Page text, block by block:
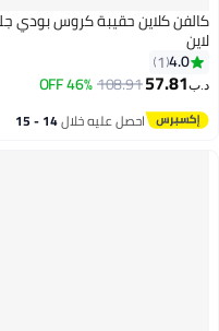
كالفن كلاين حقيبة كروس بودي
لاين
4.0
1
د.ب‏57.81
108.91
46% OFF
احصل عليه خلال 14 - 15